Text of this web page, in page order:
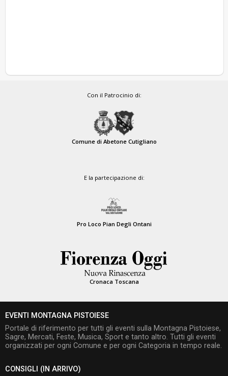
Con il Patrocinio di:
Comune di Abetone Cutigliano
E la partecipazione di:
Pro Loco Pian Degli Ontani
Cronaca Toscana
EVENTI MONTAGNA PISTOIESE
Portale di riferimento per tutti gli eventi sulla Montagna Pistoiese,
Sagre, Mercati, Feste, Musica, Sport e tanto altro. Tutti gli eventi
organizzati per ogni Comune e per ogni Categoria in tempo reale.
CONSIGLI (IN ARRIVO)